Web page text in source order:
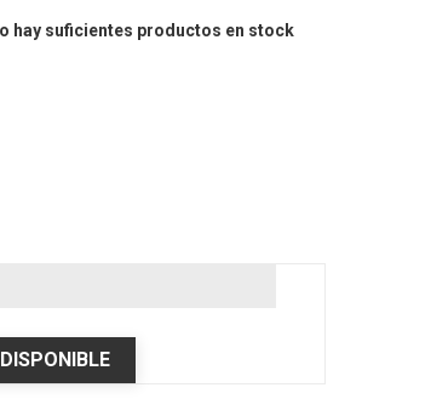
hay suficientes productos en stock